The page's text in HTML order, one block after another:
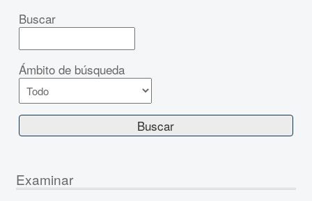
Buscar
Ámbito de búsqueda
Examinar